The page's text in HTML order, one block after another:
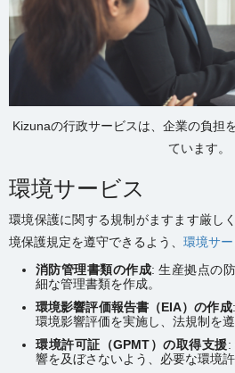
Kizunaの行政サービスは、企業の負担
ています。
環境サービス
環境保護に関する規制がますます厳し
境保護規定を遵守できるよう、 環境サー
消防管理書類の作成: 生産拠点の
細な管理書類を作成。
環境影響評価報告書（EIA）の作成
環境影響評価を実施し、法規制を遵
環境許可証（GPMT）の取得支援:
響を及ぼさないよう、必要な環境